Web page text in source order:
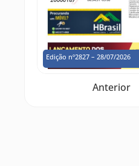
Edição nº2827 – 28/07/2026
Anterior